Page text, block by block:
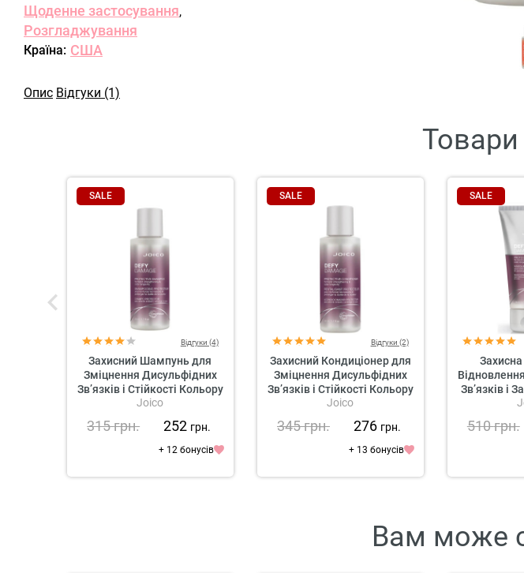
Щоденне застосування,
Розгладжування
Країна: США
Опис Відгуки (1)
Товари
SALE
Відгуки (4)
Захисний Шампунь для
Зміцнення Дисульфідних
Зв’язків і Стійкості Кольору
Joico Defy Damage
Joico
315грн. 252 грн.
+ 12 бонусів
SALE
Відгуки (2)
Захисний Кондиціонер для
Зміцнення Дисульфідних
Зв’язків і Стійкості Кольору
Joico Defy Damage
Joico
345грн. 276 грн.
+ 13 бонусів
SALE
Зв’язків і
Joico
510грн.
Вам може